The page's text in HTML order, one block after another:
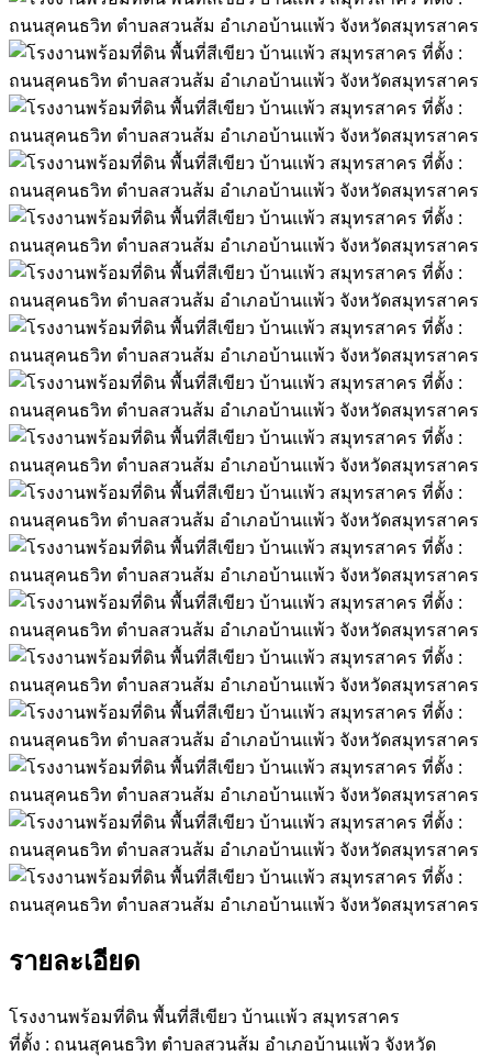
รายละเอียด
โรงงานพร้อมที่ดิน พื้นที่สีเขียว บ้านเเพ้ว สมุทรสาคร
ที่ตั้ง : ถนนสุคนธวิท ตำบลสวนส้ม อำเภอบ้านแพ้ว จังหวัด